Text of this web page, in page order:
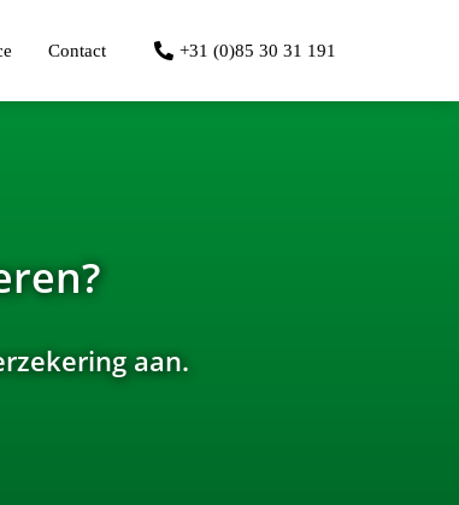
Contact +31 (0)85 30 31 191
aan.